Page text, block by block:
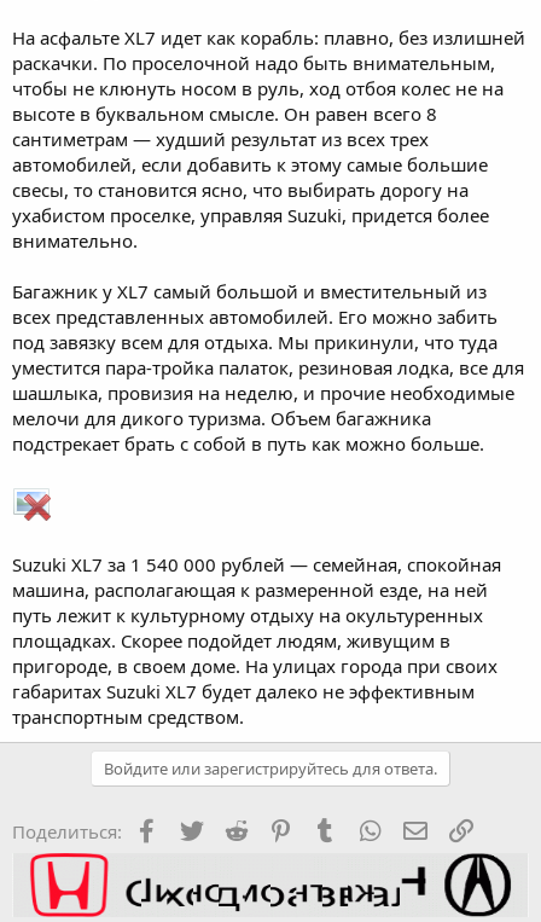
На асфальте XL7 идет как корабль: плавно, без излишней
раскачки. По проселочной надо быть внимательным,
чтобы не клюнуть носом в руль, ход отбоя колес не на
высоте в буквальном смысле. Он равен всего 8
сантиметрам — худший результат из всех трех
автомобилей, если добавить к этому самые большие
свесы, то становится ясно, что выбирать дорогу на
ухабистом проселке, управляя Suzuki, придется более
внимательно.
Багажник у XL7 самый большой и вместительный из
всех представленных автомобилей. Его можно забить
под завязку всем для отдыха. Мы прикинули, что туда
уместится пара-тройка палаток, резиновая лодка, все для
шашлыка, провизия на неделю, и прочие необходимые
мелочи для дикого туризма. Объем багажника
подстрекает брать с собой в путь как можно больше.
Suzuki XL7 за 1 540 000 рублей — семейная, спокойная
машина, располагающая к размеренной езде, на ней
путь лежит к культурному отдыху на окультуренных
площадках. Скорее подойдет людям, живущим в
пригороде, в своем доме. На улицах города при своих
габаритах Suzuki XL7 будет далеко не эффективным
транспортным средством.
Войдите или зарегистрируйтесь для ответа.
Поделиться: Facebook
TwitterReddit PinterestTumblr WhatsApp Ссылка